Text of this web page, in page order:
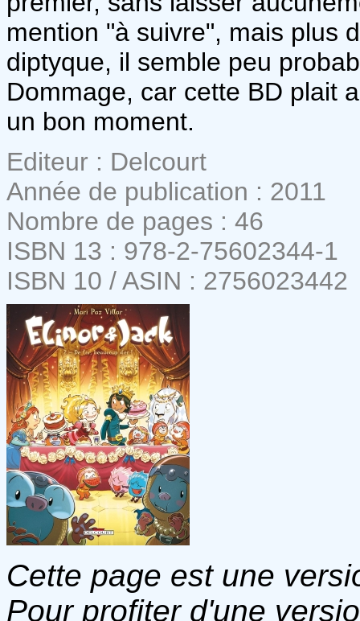
mention "à suivre", mais plus
diptyque, il semble peu
Dommage, car cette BD plait
un bon moment.
Editeur : Delcourt
Année de publication : 2011
Nombre de pages : 46
ISBN 13 : 978-2-75602344-1
ISBN 10 / ASIN : 2756023442
Cette page est une
Pour profiter d'une